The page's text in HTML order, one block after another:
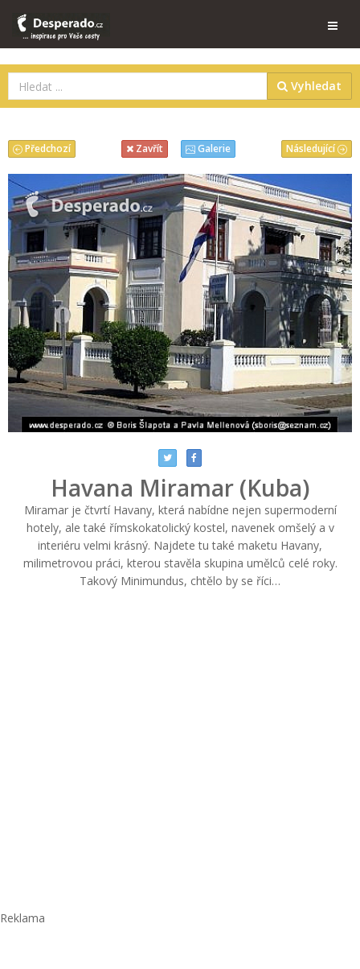
Vyhledat
Následující
Předchozí Zavřít Galerie
Havana Miramar (Kuba)
Miramar je čtvrtí Havany, která nabídne nejen supermoderní
hotely, ale také římskokatolický kostel, navenek omšelý a v
interiéru velmi krásný. Najdete tu také maketu Havany,
milimetrovou práci, kterou stavěla skupina umělců celé roky.
Takový Minimundus, chtělo by se říci…
Reklama